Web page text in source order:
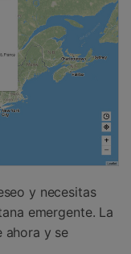
y necesitas
emergente. La
ahora y se